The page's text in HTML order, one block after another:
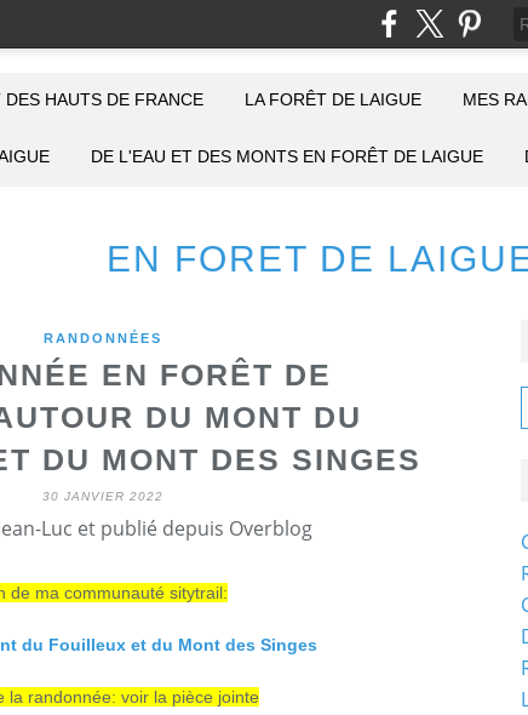
EN FORET DE
HAUTS DE FRANCE LA FORÊT DE LAIGUE MES
DE L'EAU ET DES MONTS EN FORÊT DE LAIGUE
RANDONNÉES
EN FORÊT DE
DU MONT DU
DU MONT DES SINGES
30 JANVIER 2022
Luc et publié depuis Overblog
de ma communauté sitytrail:
du Fouilleux et du Mont des Singes
la randonnée: voir la pièce jointe